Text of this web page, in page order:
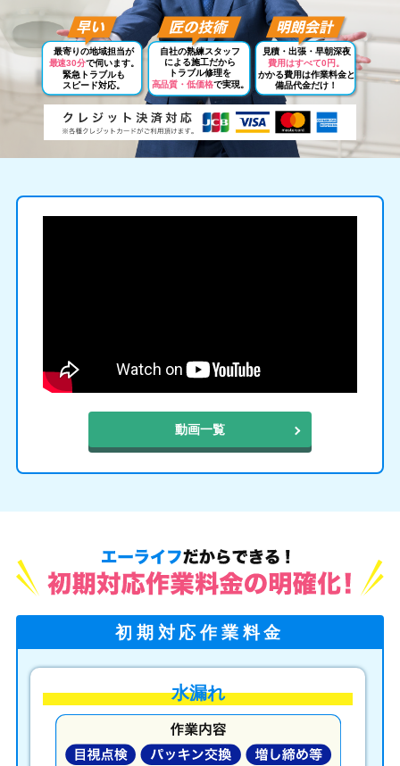
最寄りの地域担当が
最速30分で伺います。
緊急トラブルも
スピード対応。
自社の熟練スタッフ
による施工だから
トラブル修理を
高品質・低価格で実現。
見積・出張・早朝深夜
費用はすべて0円。
かかる費用は作業料金と
備品代金だけ！
動画一覧
初期対応作業料金
水漏れ